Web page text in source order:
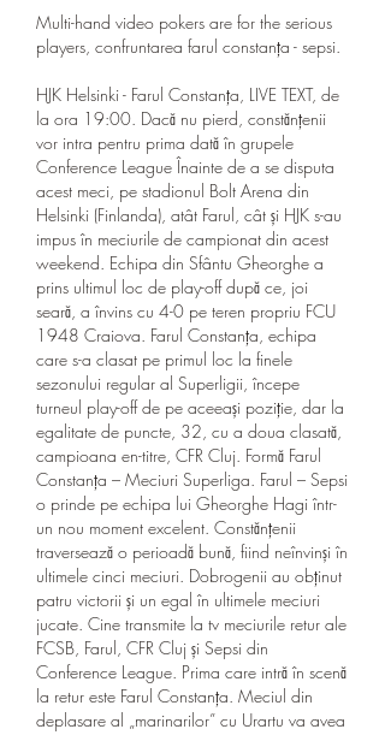
Multi-hand video pokers are for the serious
players, confruntarea farul constanța - sepsi.
HJK Helsinki - Farul Constanța, LIVE TEXT, de
la ora 19:00. Dacă nu pierd, constănțenii
vor intra pentru prima dată în grupele
Conference League Înainte de a se disputa
acest meci, pe stadionul Bolt Arena din
Helsinki (Finlanda), atât Farul, cât și HJK s-au
impus în meciurile de campionat din acest
weekend. Echipa din Sfântu Gheorghe a
prins ultimul loc de play-off după ce, joi
seară, a învins cu 4-0 pe teren propriu FCU
1948 Craiova. Farul Constanța, echipa
care s-a clasat pe primul loc la finele
sezonului regular al Superligii, începe
turneul play-off de pe aceeași poziție, dar la
egalitate de puncte, 32, cu a doua clasată,
campioana en-titre, CFR Cluj. Formă Farul
Constanța – Meciuri Superliga. Farul – Sepsi
o prinde pe echipa lui Gheorghe Hagi într-
un nou moment excelent. Constănțenii
traversează o perioadă bună, fiind neînvinși în
ultimele cinci meciuri. Dobrogenii au obținut
patru victorii și un egal în ultimele meciuri
jucate. Cine transmite la tv meciurile retur ale
FCSB, Farul, CFR Cluj și Sepsi din
Conference League. Prima care intră în scenă
la retur este Farul Constanța. Meciul din
deplasare al „marinarilor” cu Urartu va avea